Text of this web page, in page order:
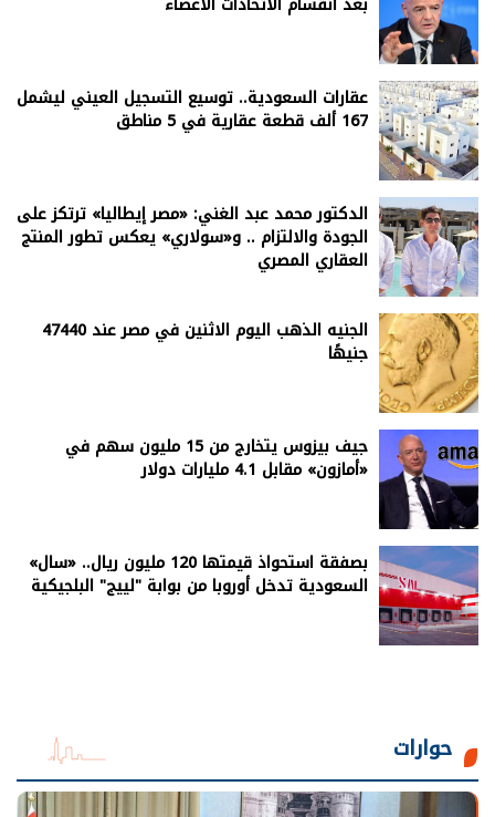
عقارات السعودية.. توسيع التسجيل العيني ليشمل
167 ألف قطعة عقارية في 5 مناطق
الدكتور محمد عبد الغني: «مصر إيطاليا» ترتكز على
الجودة والالتزام .. و«سولاري» يعكس تطور المنتج
العقاري المصري
الجنيه الذهب اليوم الاثنين في مصر عند 47440
جنيهًا
جيف بيزوس يتخارج من 15 مليون سهم في
«أمازون» مقابل 4.1 مليارات دولار
بصفقة استحواذ قيمتها 120 مليون ريال.. «سال»
السعودية تدخل أوروبا من بوابة "لييج" البلجيكية
حوارات